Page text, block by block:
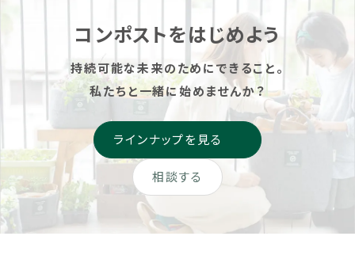
コンポストをはじめよう
持続可能な未来のためにできること。
私たちと一緒に始めませんか？
相談する
ラインナップを見る